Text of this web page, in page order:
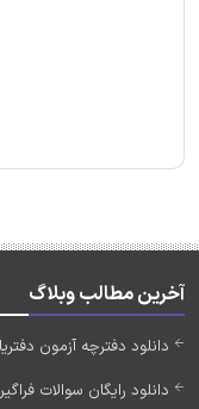
آخرین مطالب وبلاگ
دانلود دفترچه آزمون دفتریاری
دانلود رایگان سوالات